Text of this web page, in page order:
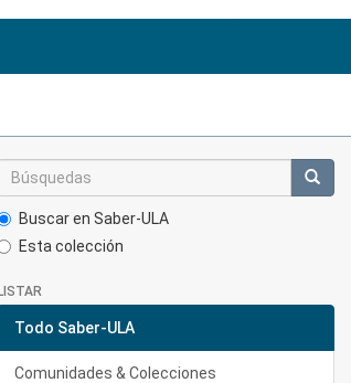
Buscar en Saber-ULA
Esta colección
LISTAR
Todo Saber-ULA
Comunidades & Colecciones